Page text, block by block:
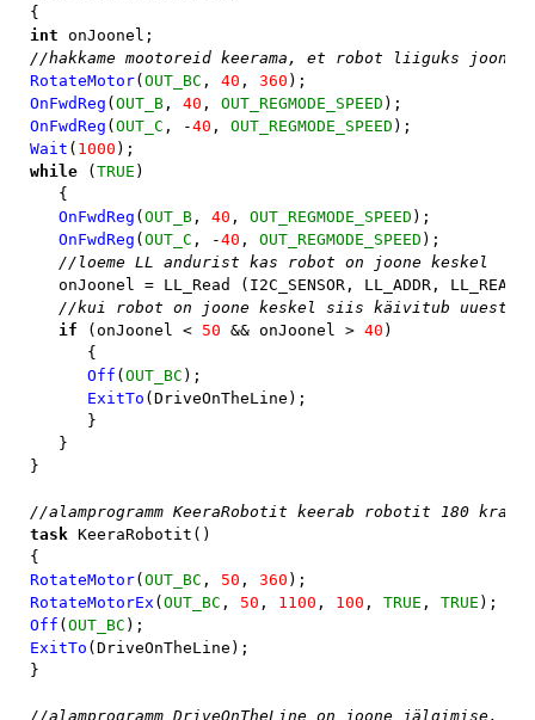
int
RotateMotor( OUT_BC , 40 , 360
OnFwdReg ( OUT_B , 40 , OUT_REGMODE_SPEED
OnFwdReg ( OUT_C , -40 , OUT_REGMODE_SPEED
Wait ( 1000
while
( TRUE )
   {
OnFwdReg ( OUT_B , 40 , OUT_REGMODE_SPEED );
OnFwdReg ( OUT_C , -40 , OUT_REGMODE_SPEED );
//loeme LL andurist kas robot on joone keskel
onJoonel = LL_Read (I2C_SENSOR, LL_ADDR,
//kui robot on joone keskel siis käivitub uuesti
if
(onJoonel < 50 && onJoonel > 40 )
      {
Off ( OUT_BC );
ExitTo (DriveOnTheLine);
      }
   }
}
task KeeraRobotit()
RotateMotor( OUT_BC , 50 , 360
RotateMotorEx ( OUT_BC , 50 , 1100 , 100 , TRUE , TRUE
Off ( OUT_BC
ExitTo (DriveOnTheLine);
}
//alamprogramm DriveOnTheLine on joone jälgimise,